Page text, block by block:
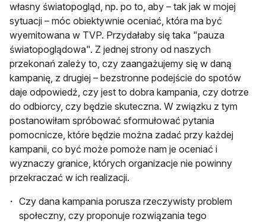
własny światopogląd, np. po to, aby – tak jak w mojej
sytuacji – móc obiektywnie oceniać, która ma być
wyemitowana w TVP. Przydałaby się taka "pauza
światopoglądowa". Z jednej strony od naszych
przekonań zależy to, czy zaangażujemy się w daną
kampanię, z drugiej – bezstronne podejście do spotów
daje odpowiedź, czy jest to dobra kampania, czy dotrze
do odbiorcy, czy będzie skuteczna. W związku z tym
postanowiłam spróbować sformułować pytania
pomocnicze, które będzie można zadać przy każdej
kampanii, co być może pomoże nam je oceniać i
wyznaczy granice, których organizacje nie powinny
przekraczać w ich realizacji.
Czy dana kampania porusza rzeczywisty problem
społeczny, czy proponuje rozwiązania tego